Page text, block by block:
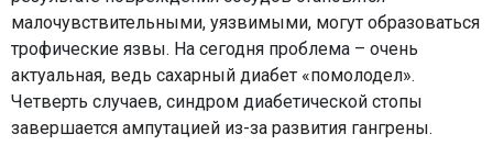
малочувствительными, уязвимыми, могут образоваться
трофические язвы. На сегодня проблема – очень
актуальная, ведь сахарный диабет «помолодел».
Четверть случаев, синдром диабетической стопы
завершается ампутацией из-за развития гангрены.